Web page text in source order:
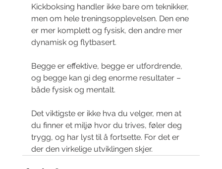
Kickboksing handler ikke bare om teknikker,
men om hele treningsopplevelsen. Den ene
er mer komplett og fysisk, den andre mer
dynamisk og flytbasert.
Begge er effektive, begge er utfordrende,
og begge kan gi deg enorme resultater –
både fysisk og mentalt.
Det viktigste er ikke hva du velger, men at
du finner et miljø hvor du trives, føler deg
trygg, og har lyst til å fortsette. For det er
der den virkelige utviklingen skjer.